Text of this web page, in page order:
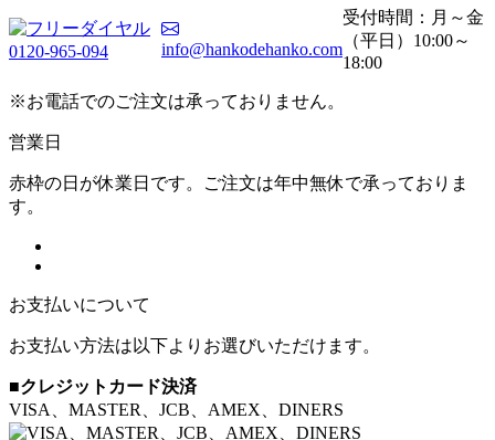
0120-965-094 info@hankodehanko.com
受付時間：月～金
（平日）10:00～
18:00
※お電話でのご注文は承っておりません。
営業日
赤枠の日が休業日です。ご注文は年中無休で承っておりま
す。
お支払いについて
お支払い方法は以下よりお選びいただけます。
■クレジットカード決済
VISA、MASTER、JCB、AMEX、DINERS